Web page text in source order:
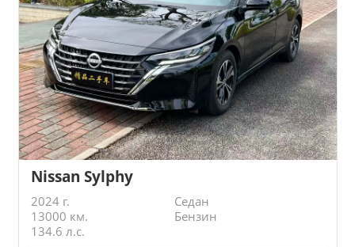
Nissan Sylphy
2024 г.
Седан
13000 км.
Бензин
134.6 л.с.